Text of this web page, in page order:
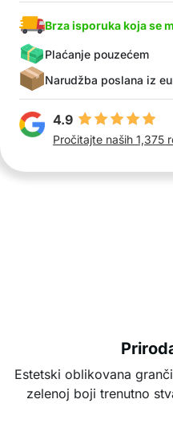
Brza isporuka koja se
Plaćanje pouzećem
Narudžba poslana iz
4.9
Pročitajte naših 1,375
Estetski oblikovana
zelenoj boji trenutno